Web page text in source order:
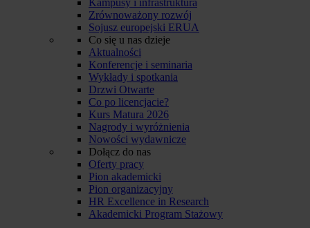
Zrównoważony rozwój
Sojusz europejski ERUA
Co się u nas dzieje
Aktualności
Konferencje i seminaria
Wykłady i spotkania
Drzwi Otwarte
Co po licencjacie?
Kurs Matura 2026
Nagrody i wyróżnienia
Nowości wydawnicze
Dołącz do nas
Oferty pracy
Pion akademicki
Pion organizacyjny
HR Excellence in Research
Akademicki Program Stażowy